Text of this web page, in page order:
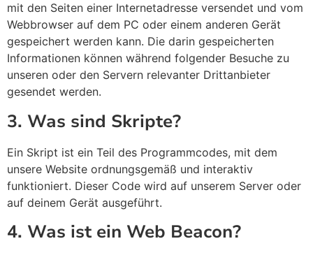
mit den Seiten einer Internetadresse versendet und vom
Webbrowser auf dem PC oder einem anderen Gerät
gespeichert werden kann. Die darin gespeicherten
Informationen können während folgender Besuche zu
unseren oder den Servern relevanter Drittanbieter
gesendet werden.
3. Was sind Skripte?
Ein Skript ist ein Teil des Programmcodes, mit dem
unsere Website ordnungsgemäß und interaktiv
funktioniert. Dieser Code wird auf unserem Server oder
auf deinem Gerät ausgeführt.
4. Was ist ein Web Beacon?